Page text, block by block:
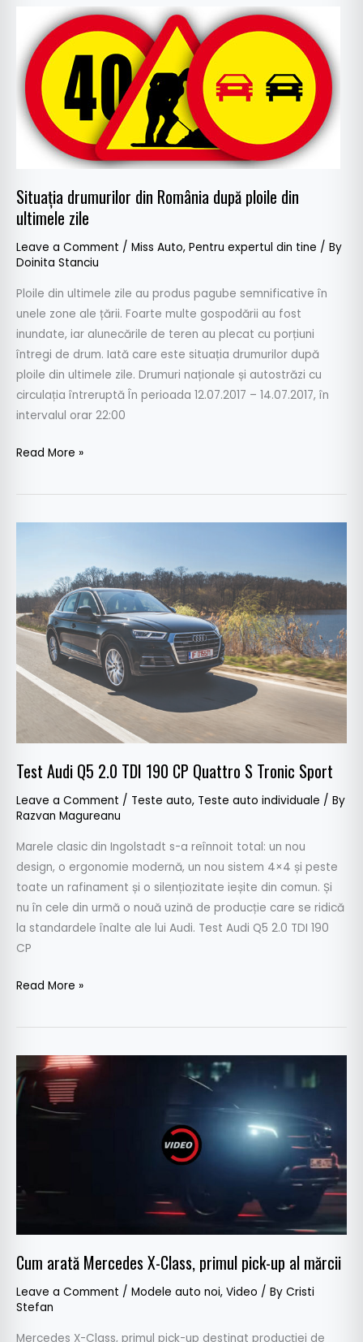
Situația drumurilor din România după ploile din
ultimele zile
Leave a Comment / Miss Auto, Pentru expertul din tine / By
Doinita Stanciu
Ploile din ultimele zile au produs pagube semnificative în
unele zone ale țării. Foarte multe gospodării au fost
inundate, iar alunecările de teren au plecat cu porțiuni
întregi de drum. Iată care este situația drumurilor după
ploile din ultimele zile. Drumuri naționale și autostrăzi cu
circulația întreruptă În perioada 12.07.2017 – 14.07.2017, în
intervalul orar 22:00
Situația
drumurilor
din
România
după
ploile
ultimele
Read More »
Test Audi Q5 2.0 TDI 190 CP Quattro S Tronic Sport
Leave a Comment / Teste auto, Teste auto individuale / By
Razvan Magureanu
Marele clasic din Ingolstadt s-a reînnoit total: un nou
design, o ergonomie modernă, un nou sistem 4×4 și peste
toate un rafinament și o silențiozitate ieșite din comun. Și
nu în cele din urmă o nouă uzină de producție care se ridică
la standardele înalte ale lui Audi. Test Audi Q5 2.0 TDI 190
CP
2.0
TDI
190
Quattro
Read More »
Cum arată Mercedes X-Class, primul pick-up al mărcii
Leave a Comment / Modele auto noi, Video / By Cristi
Stefan
Mercedes X-Class, primul pick-up destinat producției de
arată
Mercedes
pick-
up